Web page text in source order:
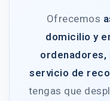
Ofrecemos
domicilio y
servicio de
tengas que